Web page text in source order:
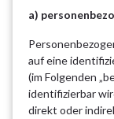
a)
auf eine
(im Folgenden
identifizierbar
direkt oder